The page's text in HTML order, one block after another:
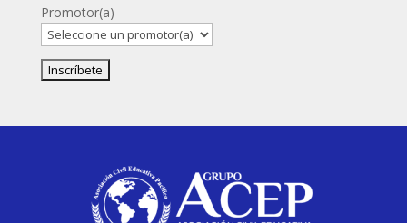
Promotor(a)